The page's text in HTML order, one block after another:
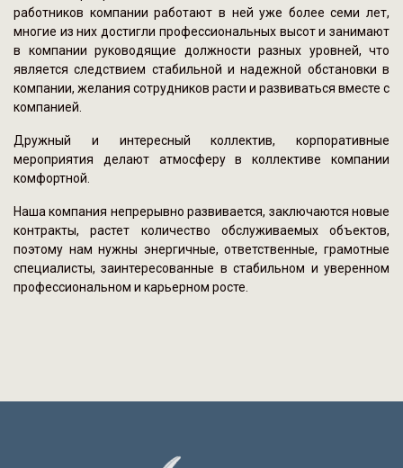
работников компании работают в ней уже более семи лет,
многие из них достигли профессиональных высот и занимают
в компании руководящие должности разных уровней, что
является следствием стабильной и надежной обстановки в
компании, желания сотрудников расти и развиваться вместе с
компанией.
Дружный и интересный коллектив, корпоративные
мероприятия делают атмосферу в коллективе компании
комфортной.
Наша компания непрерывно развивается, заключаются новые
контракты, растет количество обслуживаемых объектов,
поэтому нам нужны энергичные, ответственные, грамотные
специалисты, заинтересованные в стабильном и уверенном
профессиональном и карьерном росте.